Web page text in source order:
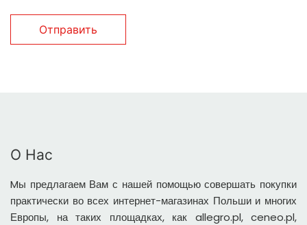
Отправить
О Нас
Mы предлагаем Вам с нашей помощью совершать покупки
практически во всех интернет-магазинах Польши и многих
Европы, на таких площадках, как allegro.pl, ceneo.pl,